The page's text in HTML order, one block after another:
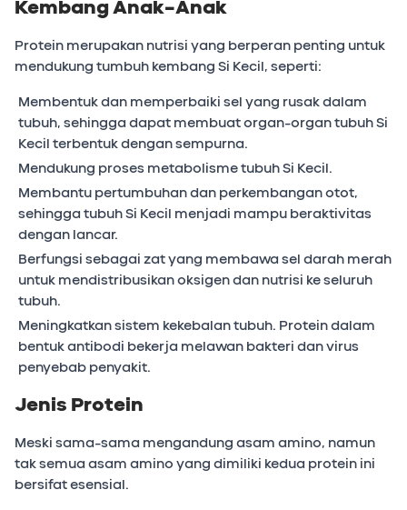
Kembang Anak-Anak
Protein merupakan nutrisi yang berperan penting untuk
mendukung tumbuh kembang Si Kecil, seperti:
Membentuk dan memperbaiki sel yang rusak dalam
tubuh, sehingga dapat membuat organ-organ tubuh Si
Kecil terbentuk dengan sempurna.
Mendukung proses metabolisme tubuh Si Kecil.
Membantu pertumbuhan dan perkembangan otot,
sehingga tubuh Si Kecil menjadi mampu beraktivitas
dengan lancar.
Berfungsi sebagai zat yang membawa sel darah merah
untuk mendistribusikan oksigen dan nutrisi ke seluruh
tubuh.
Meningkatkan sistem kekebalan tubuh. Protein dalam
bentuk antibodi bekerja melawan bakteri dan virus
penyebab penyakit.
Jenis Protein
Meski sama-sama mengandung asam amino, namun
tak semua asam amino yang dimiliki kedua protein ini
bersifat esensial.